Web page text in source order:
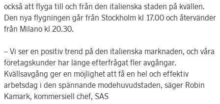
också att flyga till och från den italienska staden på kvällen.
Den nya flygningen går från Stockholm kl 17.00 och återvänder
från Milano kl 20.30.
– Vi ser en positiv trend på den italienska marknaden, och våra
företagskunder har länge efterfrågat fler avgångar.
Kvällsavgång ger en möjlighet att få en hel och effektiv
arbetsdag i den spännande modehuvudstaden, säger Robin
Kamark, kommersiell chef, SAS